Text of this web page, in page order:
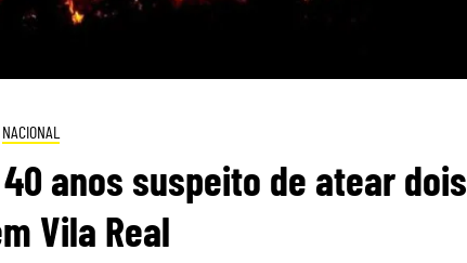
NACIONAL
anos suspeito de atear dois
Vila Real